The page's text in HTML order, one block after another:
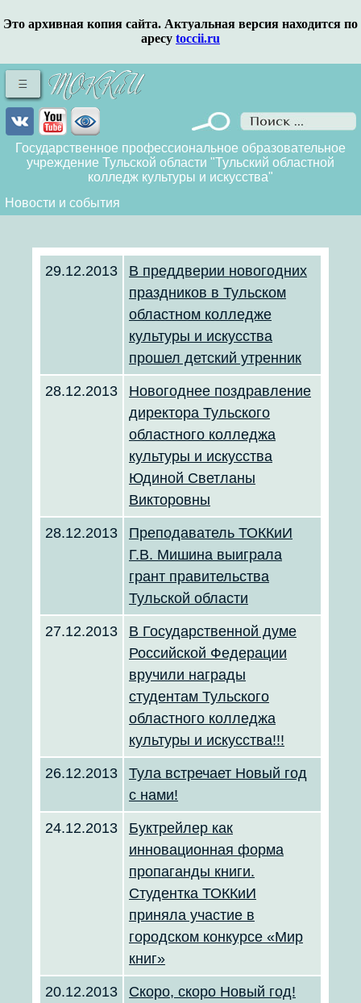
Это архивная копия сайта. Актуальная версия находится по
аресу toccii.ru
Государственное профессиональное образовательное
учреждение Тульской области "Тульский областной
колледж культуры и искусства"
Новости и события
29.12.2013
В преддверии новогодних
праздников в Тульском
областном колледже
культуры и искусства
прошел детский утренник
28.12.2013
Новогоднее поздравление
директора Тульского
областного колледжа
культуры и искусства
Юдиной Светланы
Викторовны
28.12.2013
Преподаватель ТОККиИ
Г.В. Мишина выиграла
грант правительства
Тульской области
27.12.2013
В Государственной думе
Российской Федерации
вручили награды
студентам Тульского
областного колледжа
культуры и искусства!!!
26.12.2013
Тула встречает Новый год
с нами!
24.12.2013
Буктрейлер как
инновационная форма
пропаганды книги.
Студентка ТОККиИ
приняла участие в
городском конкурсе «Мир
книг»
20.12.2013 Скоро, скоро Новый год!